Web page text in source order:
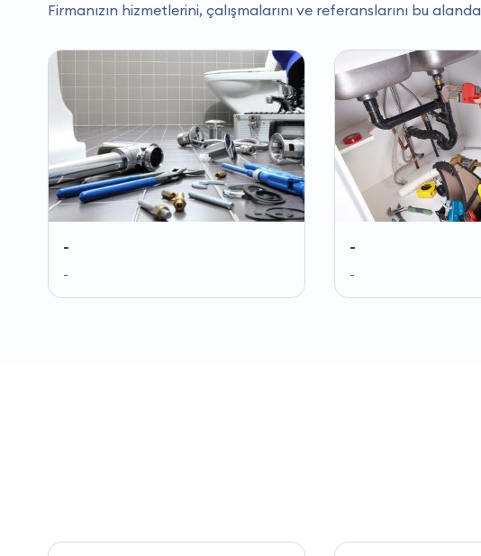
Firmanızın hizmetlerini, çalışmalarını ve referanslarını bu
-
-
-
-